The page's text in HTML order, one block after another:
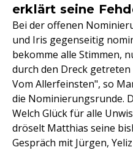
erklärt seine
Bei der offenen
und Iris gegenseitig
bekomme alle Stimmen,
durch den Dreck
Vom Allerfeinsten", so
die Nominierungsrunde.
Welch Glück für alle
dröselt Matthias seine
Gespräch mit Jürgen,